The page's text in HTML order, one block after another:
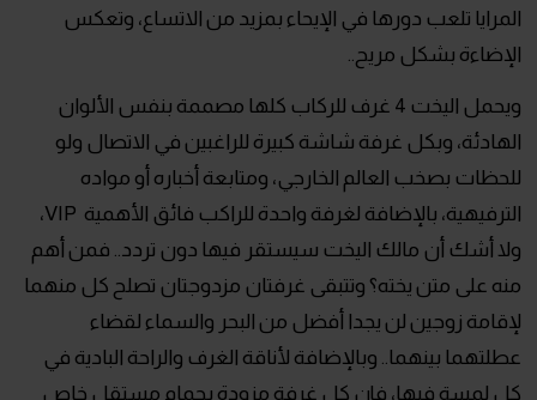
المرايا تلعب دورها في الإيحاء بمزيد من الاتساع، وتعكس
الإضاءة بشكل مريح..
ويحمل اليخت 4 غرف للركاب كلها مصممة بنفس الألوان
الهادئة، وبكل غرفة شاشة كبيرة للراغبين في الاتصال ولو
للحظات بصخب العالم الخارجي، ومتابعة أخباره أو مواده
الترفيهية، بالإضافة لغرفة واحدة للراكب فائق الأهمية VIP،
ولا أشك أن مالك اليخت سيستقر فيها دون تردد.. فمن أهم
منه على متن يخته؟ وتتبقى غرفتان مزدوجتان تصلح كل منهما
لإقامة زوجين لن يجدا أفضل من البحر والسماء لقضاء
عطلتهما بينهما.. وبالإضافة لأناقة الغرف والراحة البادية في
كل لمسة فيها، فإن كل غرفة مزودة بحمام مستقل خاص